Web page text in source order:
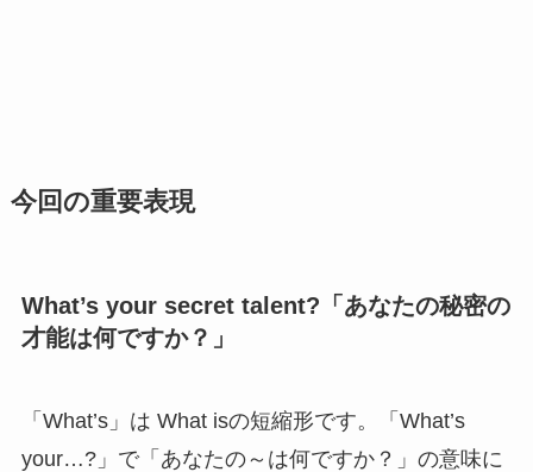
今回の重要表現
What’s your secret talent?「あなたの秘密の
才能は何ですか？」
「What’s」は What isの短縮形です。「What’s
your…?」で「あなたの～は何ですか？」の意味に